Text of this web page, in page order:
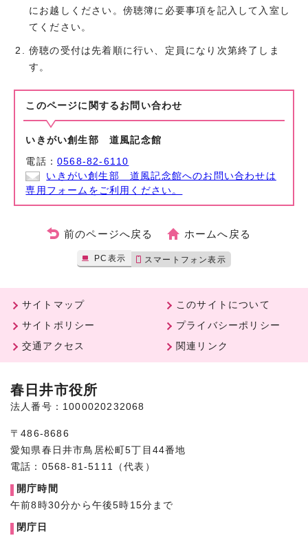
にお越しください。傍聴簿に必要事項を記入して入室し
てください。
傍聴の受付は先着順に行い、定員になり次第終了しま
す。
このページに関する お問い合わせ
いきがい創生部 道風記念館
電話：0568-82-6110
いきがい創生部 道風記念館へのお問い合わせは
専用フォームをご利用ください。
前のページへ戻る ホームへ戻る
PC表示 スマートフォン表示
サイトマップ
このサイトについて
サイトポリシー
プライバシーポリシー
交通アクセス
関連リンク
春日井市役所
法人番号：1000020232068
〒486-8686
愛知県春日井市鳥居松町5丁目44番地
電話：0568-81-5111（代表）
開庁時間
午前8時30分から午後5時15分まで
閉庁日